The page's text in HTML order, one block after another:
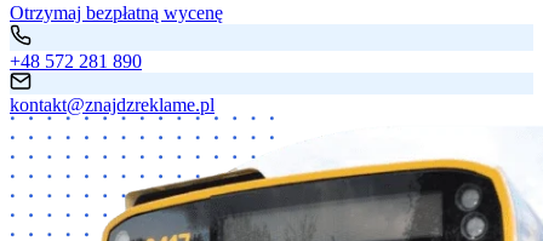
Otrzymaj bezpłatną wycenę
+48 572 281 890
kontakt@znajdzreklame.pl